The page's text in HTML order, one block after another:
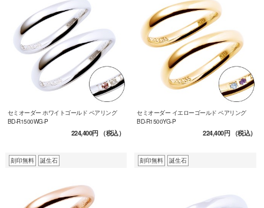
セミオーダー ホワイトゴールド ペアリング
BD-R1500WG-P
224,400円（税込）
セミオーダー イエローゴールド ペアリング
BD-R1500YG-P
224,400円（税込）
刻印無料 誕生石 刻印無料 誕生石